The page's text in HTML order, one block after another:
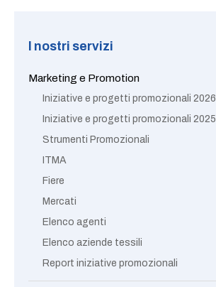
I nostri servizi
Marketing e Promotion
Iniziative e progetti promozionali 2026
Iniziative e progetti promozionali 2025
Strumenti Promozionali
ITMA
Fiere
Mercati
Elenco agenti
Elenco aziende tessili
Report iniziative promozionali